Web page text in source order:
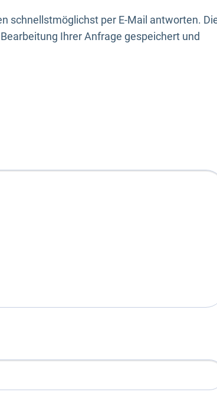
schnellstmöglichst per E-Mail antworten.
Ihrer Anfrage gespeichert und